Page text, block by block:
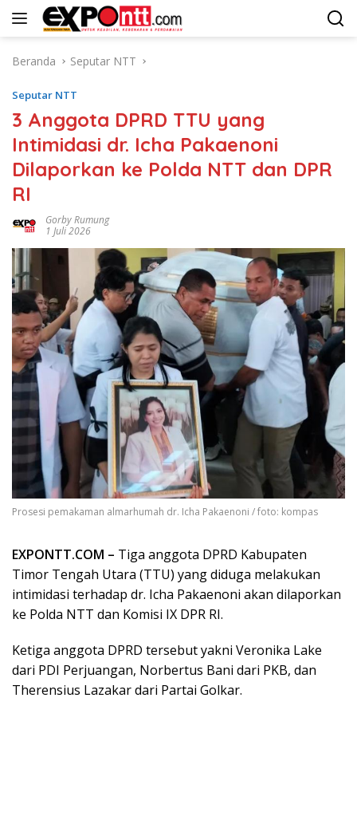
Langsung
Beranda
Seputar NTT
Seputar NTT
3 Anggota DPRD TTU yang
Intimidasi dr. Icha Pakaenoni
Dilaporkan ke Polda NTT dan DPR
RI
Gorby Rumung
1 Juli 2026
Prosesi pemakaman almarhumah dr. Icha Pakaenoni / foto: kompas
EXPONTT.COM – Tiga anggota DPRD Kabupaten
Timor Tengah Utara (TTU) yang diduga melakukan
intimidasi terhadap dr. Icha Pakaenoni akan dilaporkan
ke Polda NTT dan Komisi IX DPR RI.
Ketiga anggota DPRD tersebut yakni Veronika Lake
dari PDI Perjuangan, Norbertus Bani dari PKB, dan
Therensius Lazakar dari Partai Golkar.